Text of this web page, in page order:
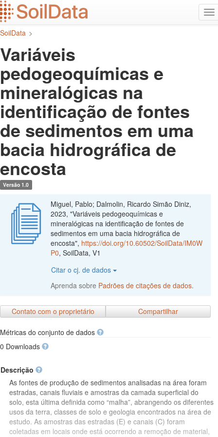
Ir
para
o
conteúdo
SoilData >
Variáveis
pedogeoquímicas e
mineralógicas na
identificação de fontes
de sedimentos em uma
bacia hidrográfica de
encosta
Versão 1.0
Miguel, Pablo; Dalmolin, Ricardo Simão Diniz,
2023, "Variáveis pedogeoquímicas e
mineralógicas na identificação de fontes de
sedimentos em uma bacia hidrográfica de
encosta", https://doi.org/10.60502/SoilData/IM0W
P0, SoilData, V1
Citar o cj. de dados
Aprenda sobre Padrões de citações de dados.
Contato com o proprietário Compartilhar
Métricas do conjunto de dados
0 Downloads
Descrição
As fontes de produção de sedimentos analisadas na área foram
estradas, canais fluviais e amostras da camada superficial do
solo, esta última definida como “malha”, abrangendo os diferentes
usos da terra, classes de solo e geologia encontrados na área de
estudo. As amostras das estradas (E) e canais (C) foram
coletadas em locais onde está ocorrendo a remoção de material,